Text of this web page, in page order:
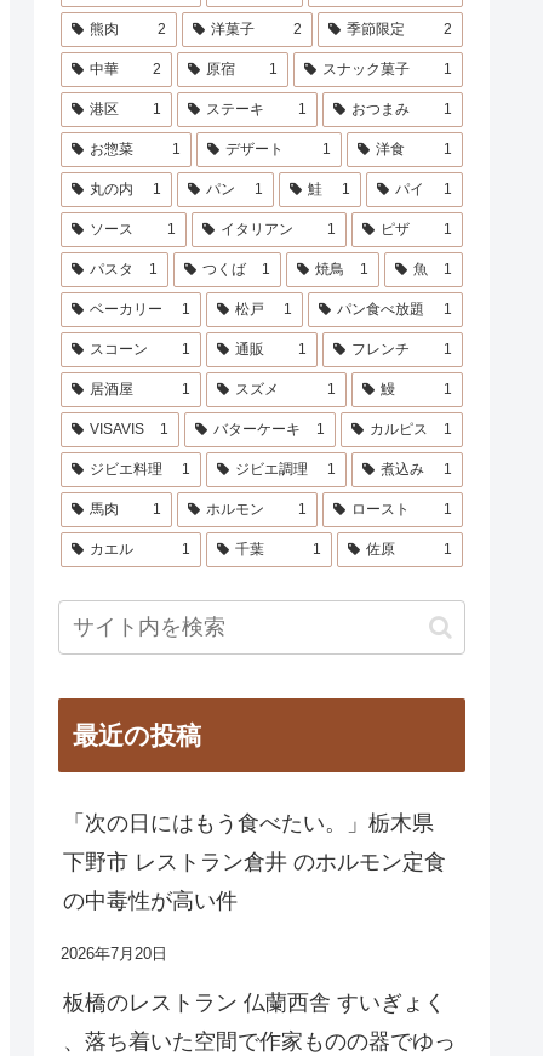
熊肉 2 洋菓子 2 季節限定 2
中華 2 原宿 1 スナック菓子 1
港区 1 ステーキ 1 おつまみ 1
お惣菜 1 デザート 1 洋食 1
丸の内 1 パン 1 鮭 1 パイ 1
ソース 1 イタリアン 1 ピザ 1
パスタ 1 つくば 1 焼鳥 1 魚 1
ベーカリー 1 松戸 1 パン食べ放題 1
スコーン 1 通販 1 フレンチ 1
居酒屋 1 スズメ 1 鰻 1
VISAVIS 1 バターケーキ 1 カルピス 1
ジビエ料理 1 ジビエ調理 1 煮込み 1
馬肉 1 ホルモン 1 ロースト 1
カエル 1 千葉 1 佐原 1
最近の投稿
「次の日にはもう食べたい。」栃木県
下野市 レストラン倉井 のホルモン定食
の中毒性が高い件
2026年7月20日
板橋のレストラン 仏蘭西舎 すいぎょく
、落ち着いた空間で作家ものの器でゆっ